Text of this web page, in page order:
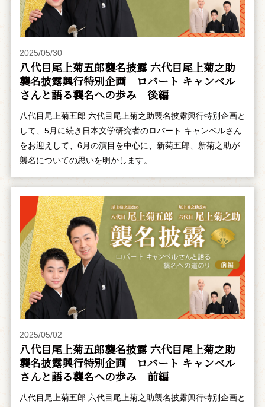
2025/05/30
八代目尾上菊五郎襲名披露 六代目尾上菊之助
襲名披露興行特別企画 ――ロバート キャンベル
さんと語る襲名への歩み 後編
八代目尾上菊五郎 六代目尾上菊之助襲名披露興行特別企画と
して、5月に続き日本文学研究者のロバート キャンベルさん
をお迎えして、6月の演目を中心に、新菊五郎、新菊之助が
襲名についての思いを明かします。
2025/05/02
八代目尾上菊五郎襲名披露 六代目尾上菊之助
襲名披露興行特別企画 ――ロバート キャンベル
さんと語る襲名への歩み 前編
八代目尾上菊五郎 六代目尾上菊之助襲名披露興行特別企画と